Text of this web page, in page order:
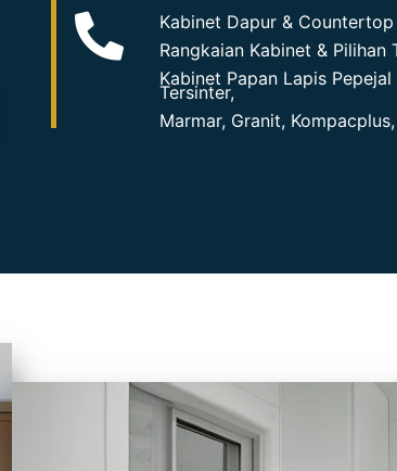
Kabinet Dapur & Countertop
Rangkaian Kabinet & Pilihan
Kabinet Papan Lapis
Tersinter,
Marmar, Granit,